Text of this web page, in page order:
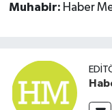
Muhabir: Haber